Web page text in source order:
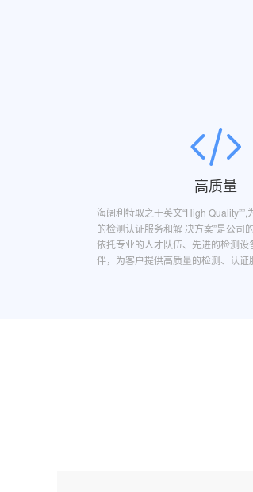
高质量
海阔利特取之于英文“High
的检测认证服务和解 决方案”是公司
依托专业的人才队伍、先进的检测设
伴，为客户提供高质量的检测、认证